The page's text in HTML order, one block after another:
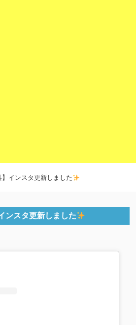
】インスタ更新しました
ンスタ更新しました